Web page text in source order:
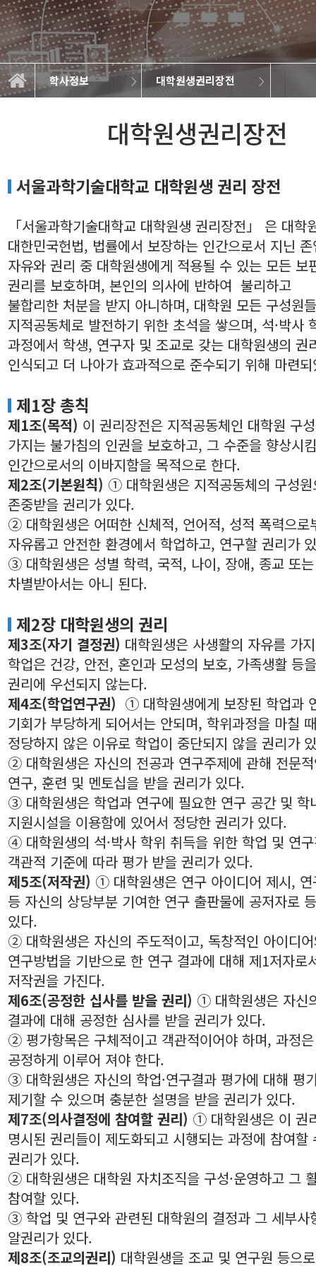
학사정보 대학원생권리장전
대학원소개
교육
학사정보
정보광장
학사정보
장학제도
학위과정이수
대학원생권리장전
학사일정
대학원생권리장전
서울과학기술대학교 대학원생 권리 장전
「서울과학기술대학교 대학원생 권리장전」 은 대학
대한민국헌법, 법률에서 보장하는 인간으로서 지닌
자유와 권리 중 대학원생에게 적용될 수 있는 모든 보
권리를 보호하며, 본인의 의사에 반하여 불리하고
불합리한 처분을 받지 아니하며, 대학원 모든 구성원
지적공동체로 발전하기 위한 초석을 쌓으며, 석·박사
과정에서 학생, 연구자 및 조교로 갖는 대학원생의 권
인식되고 더 나아가 효과적으로 준수되기 위해 마련
제1장 총칙
제1조(목적) 이 권리장전은 지적공동체인 대학원 구
가지는 불가침의 인권을 보호하고, 그 수준을 향상시
인간으로서의 이바지함을 목적으로 한다.
제2조(기본원칙) ① 대학원생은 지적공동체의 구성원
존중받을 권리가 있다.
② 대학원생은 어떠한 신체적, 언어적, 성적 폭력으로
자유롭고 안전한 환경에서 학업하고, 연구할 권리가
③ 대학원생은 성별 학력, 국적, 나이, 장애, 종교 또
차별받아서는 아니 된다.
제2장 대학원생의 권리
제3조(자기 결정권) 대학원생은 사생활의 자유를 가
학업은 건강, 안전, 혼인과 모성의 보호, 가족생활 등
권리에 우선되지 않는다.
제4조(학업연구권) ① 대학원생에게 보장된 학업과
기회가 부당하게 되어서는 안되며, 학위과정을 마칠
정당하지 않은 이유로 학업이 중단되지 않을 권리가
② 대학원생은 자신의 전공과 연구주제에 관해 전문
연구, 훈련 및 멘토십을 받을 권리가 있다.
③ 대학원생은 학업과 연구에 필요한 연구 공간 및 학
지원시설을 이용함에 있어서 정당한 권리가 있다.
④ 대학원생의 석·박사 학위 취득을 위한 학업 및 연
객관적 기준에 따라 평가 받을 권리가 있다.
제5조(저작권) ① 대학원생은 연구 아이디어 제시,
등 자신의 상당부분 기여한 연구 출판물에 공저자로
있다.
② 대학원생은 자신의 주도적이고, 독창적인 아이디
연구방법을 기반으로 한 연구 결과에 대해 제1저자로
저작권을 가진다.
제6조(공정한 십사를 받을 권리) ① 대학원생은 자신
결과에 대해 공정한 심사를 받을 권리가 있다.
② 평가항목은 구체적이고 객관적이어야 하며, 과정
공정하게 이루어 져야 한다.
③ 대학원생은 자신의 학업·연구결과 평가에 대해 평
제기할 수 있으며 충분한 설명을 받을 권리가 있다.
제7조(의사결정에 참여할 권리) ① 대학원생은 이 권
명시된 권리들이 제도화되고 시행되는 과정에 참여할
권리가 있다.
② 대학원생은 대학원 자치조직을 구성·운영하고 그
참여할 있다.
③ 학업 및 연구와 관련된 대학원의 결정과 그 세부사
알권리가 있다.
제8조(조교의권리) 대학원생을 조교 및 연구원 등으